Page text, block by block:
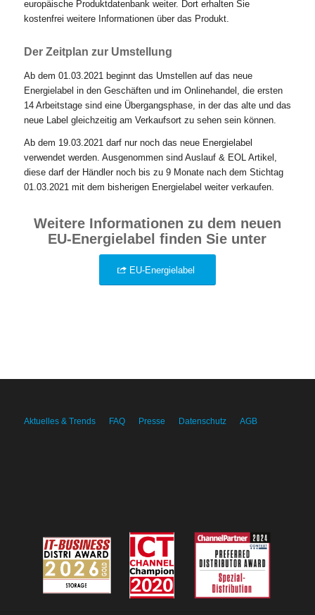
europäische Produktdatenbank weiter. Dort erhalten Sie
kostenfrei weitere Informationen über das Produkt.
Der Zeitplan zur Umstellung
Ab dem 01.03.2021 beginnt das Umstellen auf das neue
Energielabel in den Geschäften und im Onlinehandel, die ersten
14 Arbeitstage sind eine Übergangsphase, in der das alte und das
neue Label gleichzeitig am Verkaufsort zu sehen sein können.
Ab dem 19.03.2021 darf nur noch das neue Energielabel
verwendet werden. Ausgenommen sind Auslauf & EOL Artikel,
diese darf der Händler noch bis zu 9 Monate nach dem Stichtag
01.03.2021 mit dem bisherigen Energielabel weiter verkaufen.
Weitere Informationen zu dem neuen
EU-Energielabel finden Sie unter
EU-Energielabel
Aktuelles & Trends FAQ Presse Datenschutz AGB